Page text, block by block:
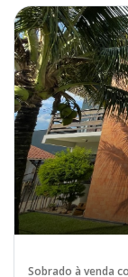
Sobrado à venda